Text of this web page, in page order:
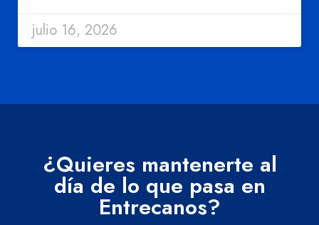
julio 16, 2026
¿Quieres mantenerte al
día de lo que pasa en
Entrecanos?